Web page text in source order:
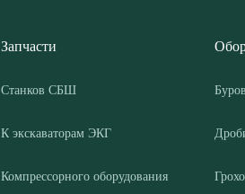
Запчасти
Станков СБШ
К экскаваторам ЭКГ
Компрессорного оборудования